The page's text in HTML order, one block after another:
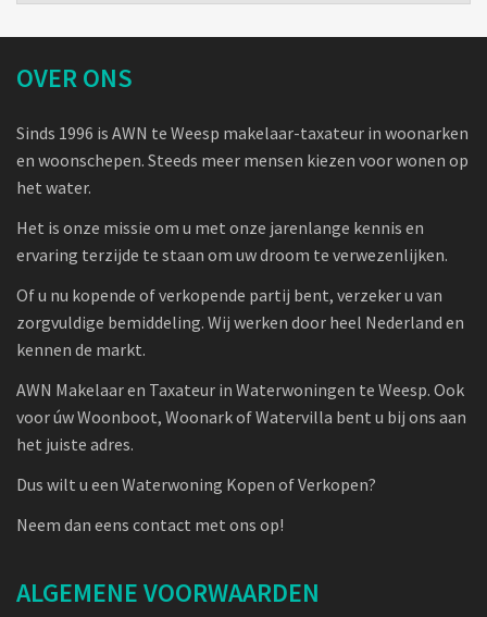
OVER ONS
Sinds 1996 is AWN te Weesp makelaar-taxateur in woonarken
en woonschepen. Steeds meer mensen kiezen voor wonen op
het water.
Het is onze missie om u met onze jarenlange kennis en
ervaring terzijde te staan om uw droom te verwezenlijken.
Of u nu kopende of verkopende partij bent, verzeker u van
zorgvuldige bemiddeling. Wij werken door heel Nederland en
kennen de markt.
AWN Makelaar en Taxateur in Waterwoningen te Weesp. Ook
voor úw Woonboot, Woonark of Watervilla bent u bij ons aan
het juiste adres.
Dus wilt u een Waterwoning Kopen of Verkopen?
Neem dan eens contact met ons op!
ALGEMENE VOORWAARDEN